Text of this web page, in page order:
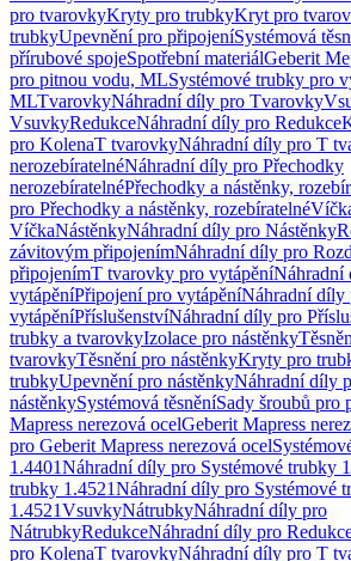
pro tvarovkyKryty pro trubkyKryt pro
trubkyUpevnění pro připojeníSystémová
přírubové spojeSpotřební materiálGeberit
pro pitnou vodu, MLSystémové trubky pro
MLTvarovkyNáhradní díly pro Tvarovky
VsuvkyRedukceNáhradní díly pro Redukce
pro KolenaT tvarovkyNáhradní díly pro T
nerozebíratelnéNáhradní díly pro Přechodky
nerozebíratelnéPřechodky a nástěnky,
pro Přechodky a nástěnky, rozebíratelné
VíčkaNástěnkyNáhradní díly pro Nástěnky
závitovým připojenímNáhradní díly pro
připojenímT tvarovky pro vytápěníNáhradní
vytápěníPřipojení pro vytápěníNáhradní díly
vytápěníPříslušenstvíNáhradní díly pro
trubky a tvarovkyIzolace pro nástěnky
tvarovkyTěsnění pro nástěnkyKryty pro
trubkyUpevnění pro nástěnkyNáhradní díly
nástěnkySystémová těsněníSady šroubů pro
Mapress nerezová ocelGeberit Mapress
pro Geberit Mapress nerezová ocel
1.4401Náhradní díly pro Systémové trubky
trubky 1.4521Náhradní díly pro Systémové
1.4521VsuvkyNátrubkyNáhradní díly pro
NátrubkyRedukceNáhradní díly pro
pro KolenaT tvarovkyNáhradní díly pro T